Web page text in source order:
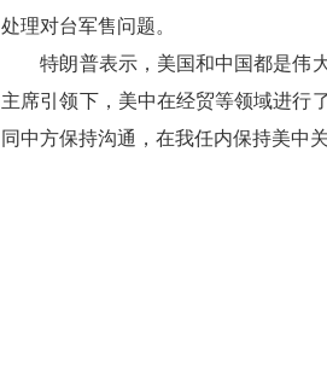
处理对台军售问题。
特朗普表示，美国和中国都是伟大
主席引领下，美中在经贸等领域进行
同中方保持沟通，在我任内保持美中